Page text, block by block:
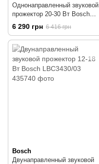
Однонаправленный звуковой
прожектор 20-30 Вт Bosch
LBC3432/03
6 290 грн 6 416 грн
Bosch
Двунаправленный звуковой